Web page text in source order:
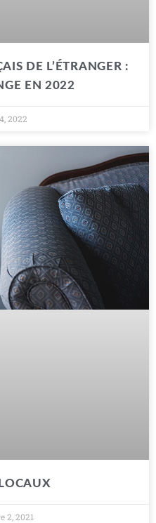
DE L’ÉTRANGER :
EN 2022
2022
2, 2021